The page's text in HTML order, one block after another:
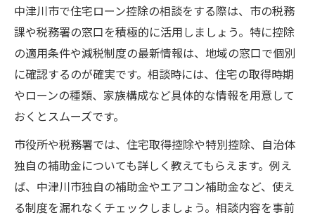
中津川市で住宅ローン控除の相談をする際は、市の税務
課や税務署の窓口を積極的に活用しましょう。特に控除
の適用条件や減税制度の最新情報は、地域の窓口で個別
に確認するのが確実です。相談時には、住宅の取得時期
やローンの種類、家族構成など具体的な情報を用意して
おくとスムーズです。
市役所や税務署では、住宅取得控除や特別控除、自治体
独自の補助金についても詳しく教えてもらえます。例え
ば、中津川市独自の補助金やエアコン補助金など、使え
る制度を漏れなくチェックしましょう。相談内容を事前